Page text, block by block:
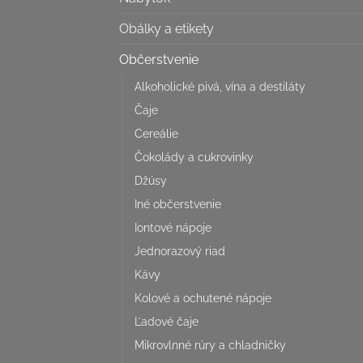
Obálky a etikety
Občerstvenie
Alkoholické pivá, vína a destiláty
Čaje
Cereálie
Čokolády a cukrovinky
Džúsy
Iné občerstvenie
Iontové nápoje
Jednorazový riad
Kávy
Kolové a ochutené nápoje
Ľadové čaje
Mikrovlnné rúry a chladničky